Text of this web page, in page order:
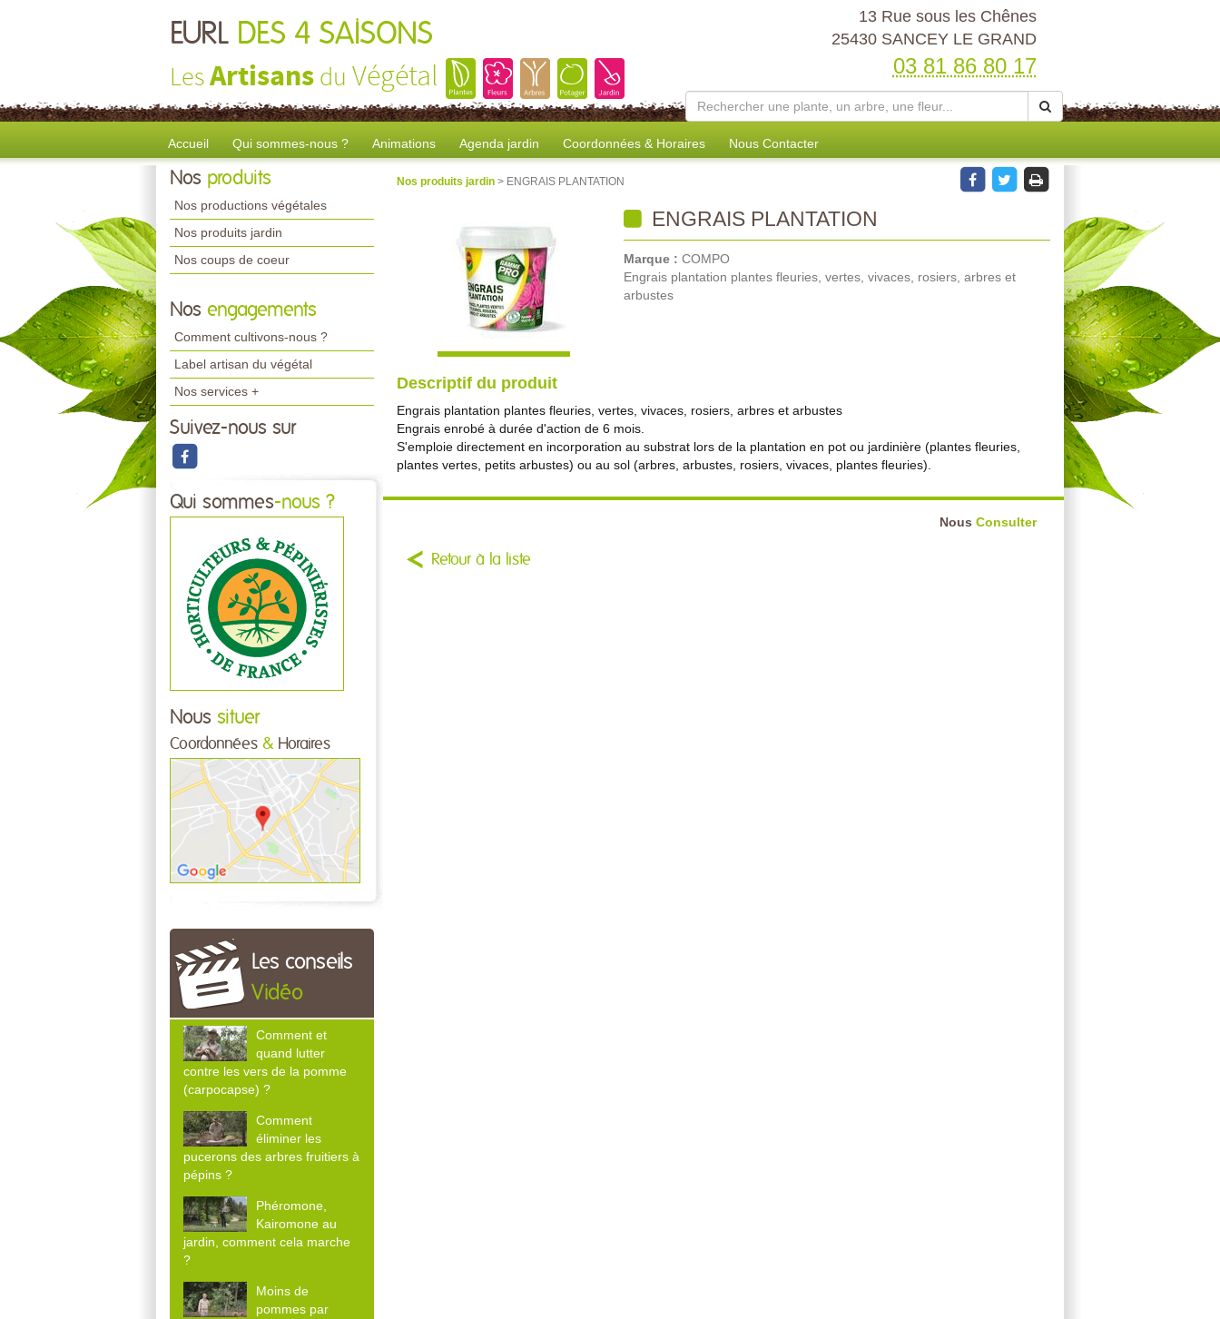
EURL DES 4 SAISONS
LesArtisans du Végétal
13 Rue sous les Chênes
25430 SANCEY LE GRAND
03 81 86 80 17
Accueil Qui sommes-nous ? Animations Agenda jardin Coordonnées & Horaires Nous Contacter
Nos produits
Nos productions végétales
Nos produits jardin
Nos coups de coeur
Nos engagements
Comment cultivons-nous ?
Label artisan du végétal
Nos services +
Suivez-nous sur
Qui sommes-nous ?
Nous situer
Coordonnées & Horaires
Les conseils
Vidéo
Comment et
quand lutter
contre les vers de la pomme
(carpocapse) ?
Comment
éliminer les
pucerons des arbres fruitiers à
pépins ?
Phéromone,
Kairomone au
jardin, comment cela marche
?
Moins de
pommes par
Nos produits jardin > ENGRAIS PLANTATION
ENGRAIS PLANTATION
Marque : COMPO
Engrais plantation plantes fleuries, vertes, vivaces, rosiers, arbres et
arbustes
Descriptif du produit
Engrais plantation plantes fleuries, vertes, vivaces, rosiers, arbres et arbustes
Engrais enrobé à durée d'action de 6 mois.
S'emploie directement en incorporation au substrat lors de la plantation en pot ou jardinière (plantes fleuries,
plantes vertes, petits arbustes) ou au sol (arbres, arbustes, rosiers, vivaces, plantes fleuries).
Nous Consulter
Retour à la liste